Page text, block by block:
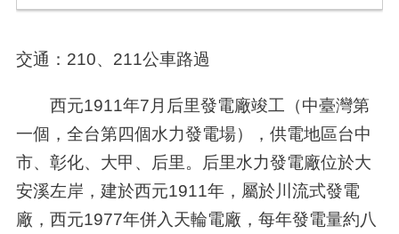
交通：210、211公車路過
西元1911年7月后里發電廠竣工（中臺灣第
一個，全台第四個水力發電場），供電地區台中
市、彰化、大甲、后里。后里水力發電廠位於大
安溪左岸，建於西元1911年，屬於川流式發電
廠，西元1977年併入天輪電廠，每年發電量約八